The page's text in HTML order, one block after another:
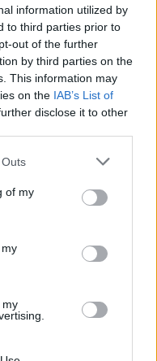
information utilized by
to third parties prior to
out of the further
by third parties on the
This information may
on the IAB’s List of
disclose it to other
of my
my
00:01:12
į gatves Meksikoje:
operacijos pasirodė